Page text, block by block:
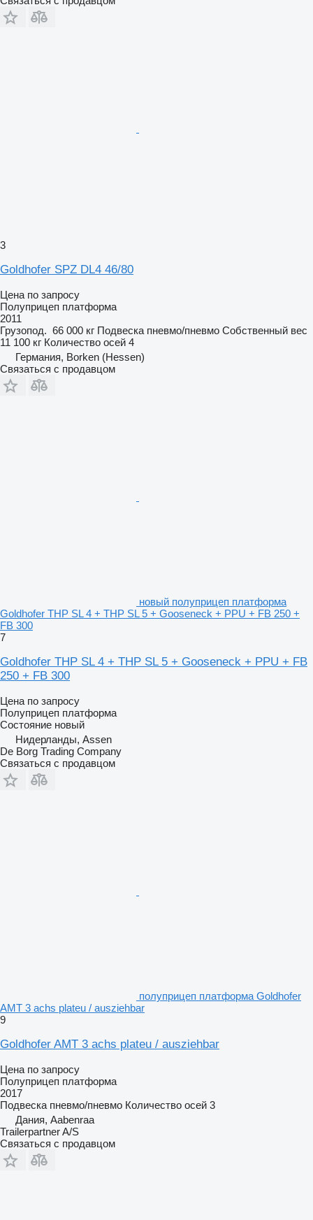
3
Goldhofer SPZ DL4 46/80
Цена по запросу
Полуприцеп платформа
2011
Грузопод. 66 000 кг Подвеска пневмо/пневмо Собственный вес
11 100 кг Количество осей 4
Германия, Borken (Hessen)
Связаться с продавцом
новый полуприцеп платформа
Goldhofer THP SL 4 + THP SL 5 + Gooseneck + PPU + FB 250 +
FB 300
7
Goldhofer THP SL 4 + THP SL 5 + Gooseneck + PPU + FB
250 + FB 300
Цена по запросу
Полуприцеп платформа
Состояние новый
Нидерланды, Assen
De Borg Trading Company
Связаться с продавцом
полуприцеп платформа Goldhofer
AMT 3 achs plateu / ausziehbar
9
Goldhofer AMT 3 achs plateu / ausziehbar
Цена по запросу
Полуприцеп платформа
2017
Подвеска пневмо/пневмо Количество осей 3
Дания, Aabenraa
Trailerpartner A/S
Связаться с продавцом